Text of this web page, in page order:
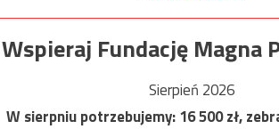
Wspieraj Fundację Magna
Sierpień 2026
W sierpniu potrzebujemy:16 500zł,